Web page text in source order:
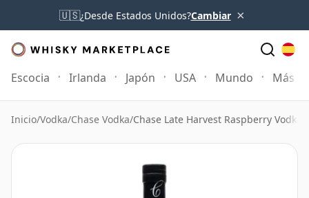
🇺🇸¿Desde Estados Unidos?Cambiar ×
Escocia Irlanda Japón USA Mundo Más
Inicio/Vodka/Chase Vodka/Chase Late Harvest Raspberry Vodka